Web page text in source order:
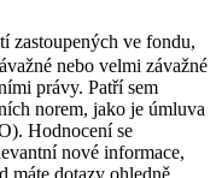
zastoupených ve fondu,
nebo velmi závažné
právy. Patří sem
norem, jako je úmluva
Hodnocení se
nové informace,
máte dotazy ohledně